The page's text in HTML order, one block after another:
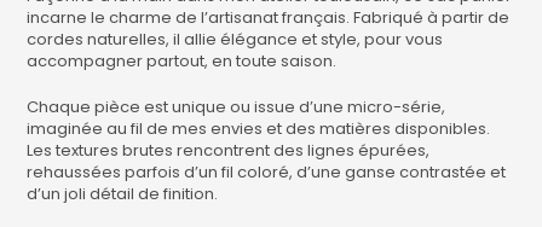
incarne le charme de l’artisanat français. Fabriqué à partir de
cordes naturelles, il allie élégance et style, pour vous
accompagner partout, en toute saison.
Chaque pièce est unique ou issue d’une micro-série,
imaginée au fil de mes envies et des matières disponibles.
Les textures brutes rencontrent des lignes épurées,
rehaussées parfois d’un fil coloré, d’une ganse contrastée et
d’un joli détail de finition.